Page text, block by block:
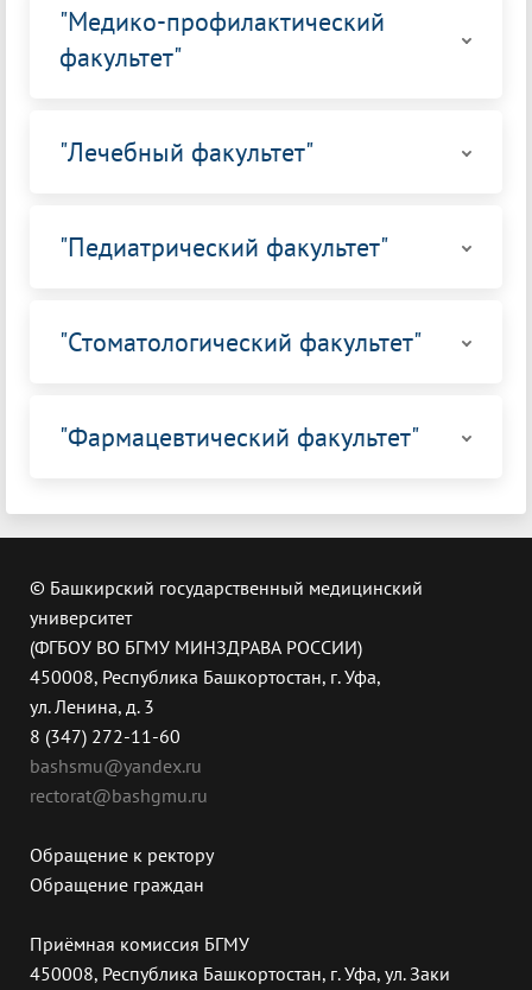
"Медико-профилактический
факультет"
"Лечебный факультет"
"Педиатрический факультет"
"Стоматологический факультет"
"Фармацевтический факультет"
© Башкирский государственный медицинский
университет
(ФГБОУ ВО БГМУ МИНЗДРАВА РОССИИ)
450008, Республика Башкортостан, г. Уфа,
ул. Ленина, д. 3
8 (347) 272-11-60
bashsmu@yandex.ru
rectorat@bashgmu.ru
Обращение к ректору
Обращение граждан
Приёмная комиссия БГМУ
450008, Республика Башкортостан, г. Уфа, ул. Заки